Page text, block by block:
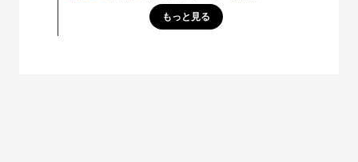
もっと見る